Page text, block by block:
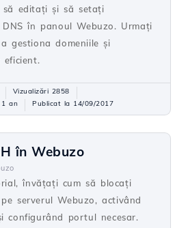
să editați și să setați
în panoul Webuzo. Urmați
gestiona domeniile și
eficient.
Vizualizări 2858
an
Publicat la 14/09/2017
în Webuzo
învățați cum să blocați
serverul Webuzo, activând
configurând portul necesar.